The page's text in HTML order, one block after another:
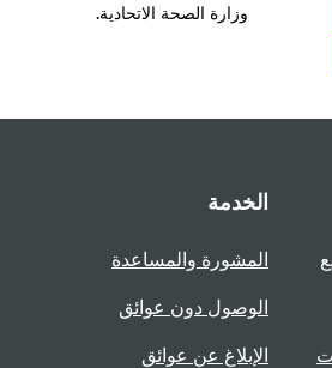
وزارة الصحة الاتحادية.
الخدمة
المشورة والمساعدة
الوصول دون عوائق
الإبلاغ عن عوائق